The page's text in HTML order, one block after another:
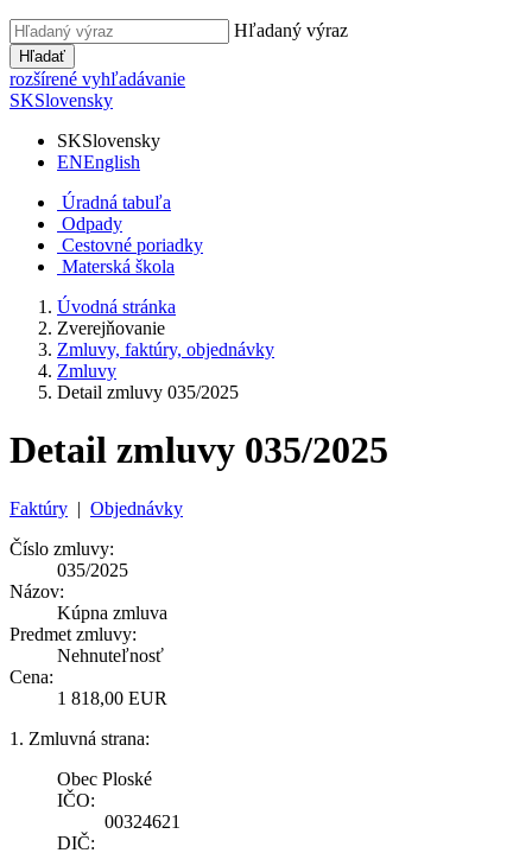
Hľadaný výraz
Hľadať
rozšírené vyhľadávanie
SKSlovensky
SKSlovensky
ENEnglish
Úradná tabuľa
Odpady
Cestovné poriadky
Materská škola
Úvodná stránka
Zverejňovanie
Zmluvy, faktúry, objednávky
Zmluvy
Detail zmluvy 035/2025
Detail zmluvy 035/2025
Faktúry | Objednávky
Číslo zmluvy:
035/2025
Názov:
Kúpna zmluva
Predmet zmluvy:
Nehnuteľnosť
Cena:
1 818,00 EUR
1. Zmluvná strana:
Obec Ploské
IČO:
00324621
DIČ: